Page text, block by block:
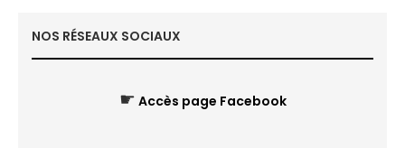
NOS RÉSEAUX SOCIAUX
☛ Accès page Facebook